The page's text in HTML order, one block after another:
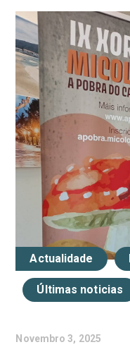
Actualidade
Últimas noticias
Novembro 3, 2025